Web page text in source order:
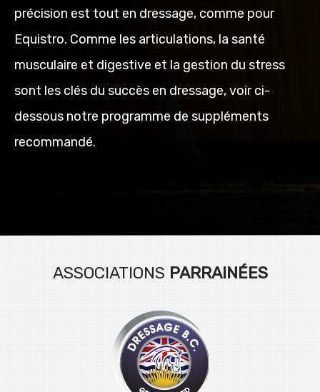
précision est tout en dressage, comme pour
Equistro. Comme les articulations, la santé
musculaire et digestive et la gestion du stress
sont les clés du succès en dressage, voir ci-
dessous notre programme de suppléments
recommandé.
ASSOCIATIONS PARRAINÉES